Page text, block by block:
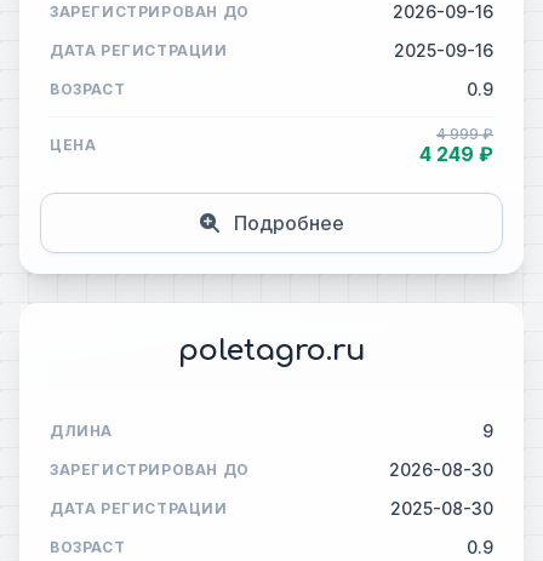
ЗАРЕГИСТРИРОВАН ДО 2026-09-16
ДАТА РЕГИСТРАЦИИ 2025-09-16
ВОЗРАСТ 0.9
ЦЕНА
4 999 ₽
4 249 ₽
Подробнее
poletagro.ru
ДЛИНА 9
ЗАРЕГИСТРИРОВАН ДО 2026-08-30
ДАТА РЕГИСТРАЦИИ 2025-08-30
ВОЗРАСТ 0.9